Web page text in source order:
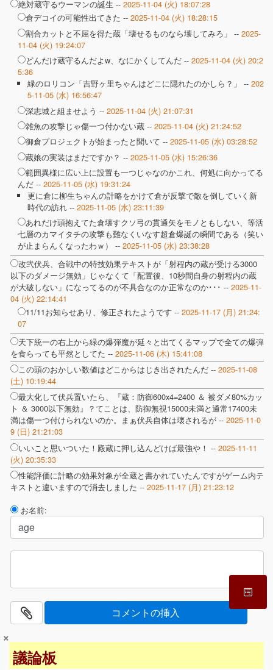
×
絶対蔵守るウーマンの誕生 -- 2025-11-04 (火) 18:07:28
倉デコイの可能性出てきた -- 2025-11-04 (火) 18:28:15
割合カットと不屈を得た蔵「壊せるものなら壊してみろ」 -- 2025-
11-04 (火) 19:24:07
どんだけ蔵守るんだよw、なにかくしてんだ -- 2025-11-04 (火) 20:2
5:36
緑のロリコン「吉野ヶ里ちゃんはどこに隠れたのかしら？」 -- 202
5-11-05 (水) 16:56:47
深志城と組ませよう -- 2025-11-04 (火) 21:07:31
雑魚の攻撃じゃ傷一つ付かない蔵 -- 2025-11-04 (火) 21:24:52
御倉プロジェクトが始まったと聞いて -- 2025-11-05 (水) 03:28:52
蔵娘の実装はまだですか？ -- 2025-11-05 (水) 15:26:36
範囲異様に広い上に設置も一つじゃなのかこれ、何処に向かってる
んだ -- 2025-11-05 (水) 19:31:24
更に倉に柳生ちゃんの計略をかけて倉が反撃で敵を倒していく新
時代の訪れ -- 2025-11-05 (水) 23:11:39
あれだけ頭抱えてた倉壊すクソ弓の貫通矢をモノともしない、等活
七層のカマイタチの攻撃も難なくいなす超倉爆誕の瞬間である（笑い
が止まらんくなったわｗ） -- 2025-11-05 (水) 23:38:28
改弐伏兵、合戦中の特技効果テキストが「射程内の蔵が受ける3000
以下のダメージ無効」じゃなくて「配置後、10秒間自身の射程内の蔵
が大破しない」になってるのが不具合なのか正常なのか･･･ -- 2025-11-
04 (火) 22:14:41
11/11お知らせあり、修正されたようです -- 2025-11-17 (月) 21:24:
07
天下統一の右上から緑の爆弾魔が延々と出てくるマップで全ての爆弾
を食らっても平然としてた -- 2025-11-06 (木) 15:41:08
この頭のおかしい数値はどこからはじき出されたんだ -- 2025-11-08
(土) 10:19:44
最大化して伏兵置いたら、『蔵：防御600x4=2400 ＆ 被ダメ80%カッ
ト ＆ 3000以下無効』？てことは、防御無視15000未満と通常17400未
満は傷一つ付けられないのか。まぁ伏兵自体は壊されるが -- 2025-11-0
9 (日) 21:21:03
いいこと思いついた！殿蔵に押し込んどけば最強や！ -- 2025-11-11
(火) 20:35:33
性能評価に計略の効果対象が全蔵と書かれていたんですがゲーム内テ
キストと違いますので消去しました -- 2025-11-17 (月) 21:23:12
お名前:
議論板